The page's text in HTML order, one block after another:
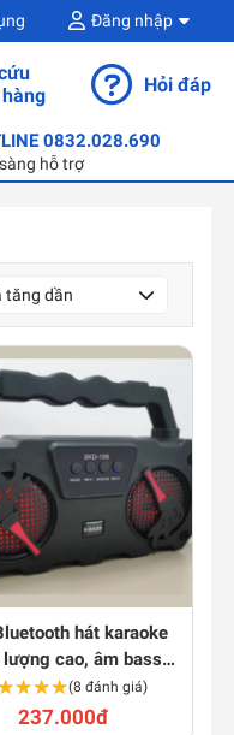
Đăng nhập
Hỏi đáp
0832.028.690
hỗ trợ
tăng dần
hát karaoke
cao, âm bass
siêu trầm(8 đánh giá)
237.000đ